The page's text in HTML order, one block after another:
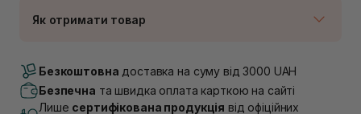
Як отримати товар
Немає в наявності!
Немає в наявності!
Безкоштовна доставка на суму від 3000 UAH
Безпечна та швидка оплата карткою на сайті
Лише сертифікована продукція від офіційних